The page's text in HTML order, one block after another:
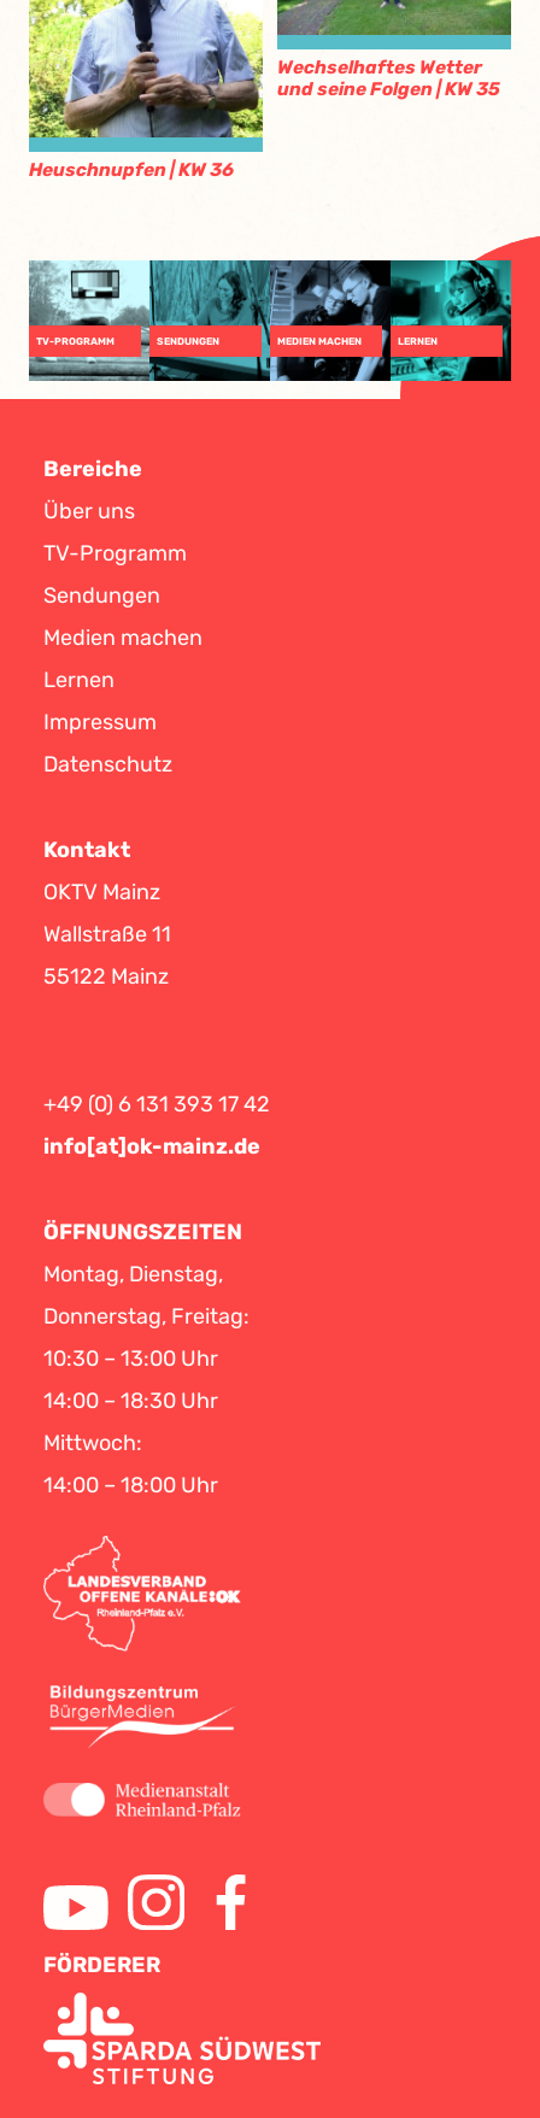
Heuschnupfen | KW 36
Wechselhaftes Wetter
und seine Folgen | KW 35
TV-PROGRAMM SENDUNGEN MEDIEN MACHEN LERNEN
Bereiche
Über uns
TV-Programm
Sendungen
Medien machen
Lernen
Impressum
Datenschutz
Kontakt
OKTV Mainz
Wallstraße 11
55122 Mainz
+49 (0) 6 131 393 17 42
info[at]ok-mainz.de
ÖFFNUNGSZEITEN
Montag, Dienstag,
Donnerstag, Freitag:
10:30 – 13:00 Uhr
14:00 – 18:30 Uhr
Mittwoch:
14:00 – 18:00 Uhr
FÖRDERER